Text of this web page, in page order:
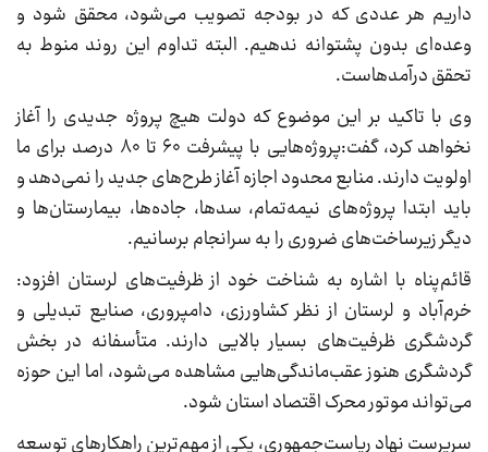
داریم هر عددی که در بودجه تصویب می‌شود، محقق شود و
وعده‌ای بدون پشتوانه ندهیم. البته تداوم این روند منوط به
تحقق درآمدهاست.
وی با تاکید بر این موضوع که دولت هیچ پروژه جدیدی را آغاز
نخواهد کرد، گفت:پروژه‌هایی با پیشرفت ۶۰ تا ۸۰ درصد برای ما
اولویت دارند. منابع محدود اجازه آغاز طرح‌های جدید را نمی‌دهد و
باید ابتدا پروژه‌های نیمه‌تمام، سدها، جاده‌ها، بیمارستان‌ها و
دیگر زیرساخت‌های ضروری را به سرانجام برسانیم.
قائم‌پناه با اشاره به شناخت خود از ظرفیت‌های لرستان افزود:
خرم‌آباد و لرستان از نظر کشاورزی، دامپروری، صنایع تبدیلی و
گردشگری ظرفیت‌های بسیار بالایی دارند. متأسفانه در بخش
گردشگری هنوز عقب‌ماندگی‌هایی مشاهده می‌شود، اما این حوزه
می‌تواند موتور محرک اقتصاد استان شود.
سرپرست نهاد ریاست‌جمهوری، یکی از مهم‌ترین راهکارهای توسعه